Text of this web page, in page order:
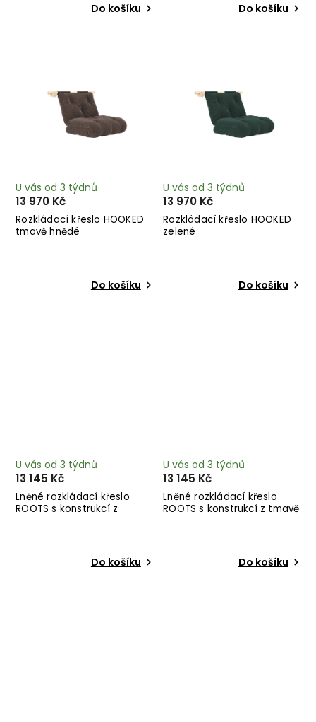
Do košíku Do košíku
Rozkládací křeslo HOOKED
tmavě hnědé
U vás od 3 týdnů
13 970 Kč
Do košíku
Rozkládací křeslo HOOKED
zelené
U vás od 3 týdnů
13 970 Kč
Do košíku
Lněné rozkládací křeslo
ROOTS s konstrukcí z
U vás od 3 týdnů
13 145 Kč
Do košíku
Lněné rozkládací křeslo
ROOTS s konstrukcí z tmavě
U vás od 3 týdnů
13 145 Kč
Do košíku